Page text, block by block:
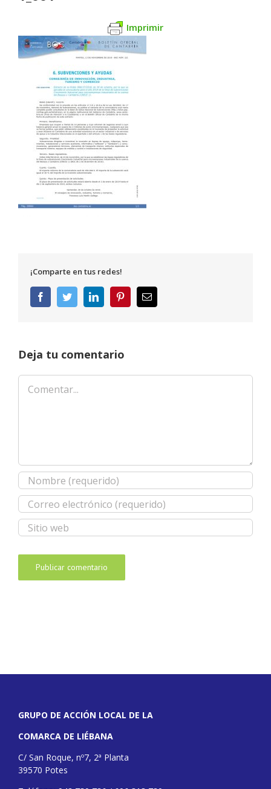
Imprimir
¡Comparte en tus redes!
FacebookTwitterLinkedInPinterestCorreo
electrónico
Deja tu comentario
Comentar
GRUPO DE ACCIÓN LOCAL DE LA
COMARCA DE LIÉBANA
C/ San Roque, nº7, 2ª Planta
39570 Potes